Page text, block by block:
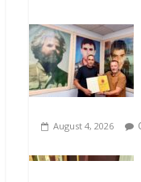
August 4, 2026